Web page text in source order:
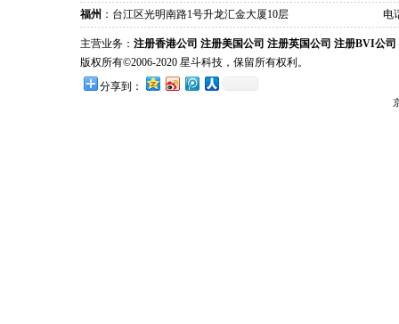
福州 ：台江区光明南路1号升龙汇金大厦10层 电
主营业务： 注册香港公司 注册美国公司 注册英国公司 注册BVI公司
版权所有©2006-2020 星斗科技，保留所有权利。
分享到：